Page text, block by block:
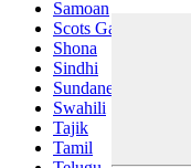
Samoan
Scots Gaelic
Shona
Sindhi
Sundanese
Swahili
Tajik
Tamil